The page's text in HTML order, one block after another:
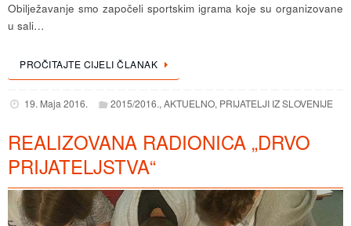
Obilježavanje smo započeli sportskim igrama koje su organizovane
u sali…
PROČITAJTE CIJELI ČLANAK
19. Maja 2016. 2015/2016.,AKTUELNO, PRIJATELJI IZ SLOVENIJE
REALIZOVANA RADIONICA „DRVO
PRIJATELJSTVA“